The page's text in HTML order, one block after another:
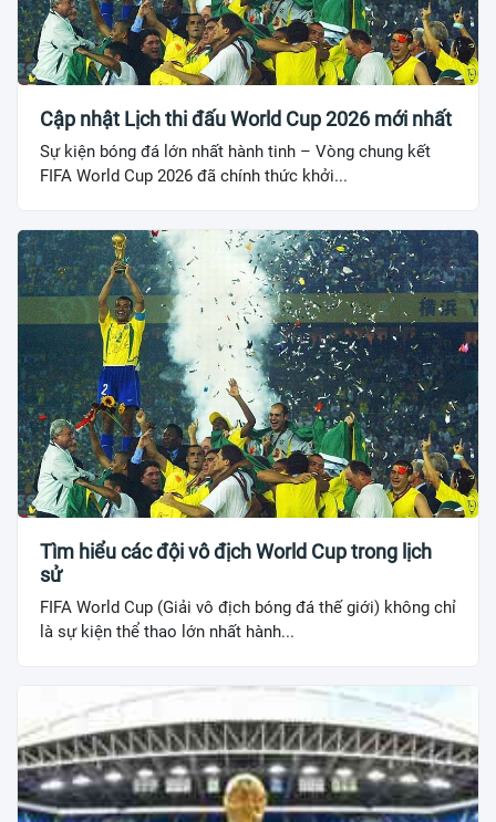
Cập nhật Lịch thi đấu World Cup 2026 mới nhất
Sự kiện bóng đá lớn nhất hành tinh – Vòng chung kết
FIFA World Cup 2026 đã chính thức khởi...
Tìm hiểu các đội vô địch World Cup trong lịch
sử
FIFA World Cup (Giải vô địch bóng đá thế giới) không chỉ
là sự kiện thể thao lớn nhất hành...